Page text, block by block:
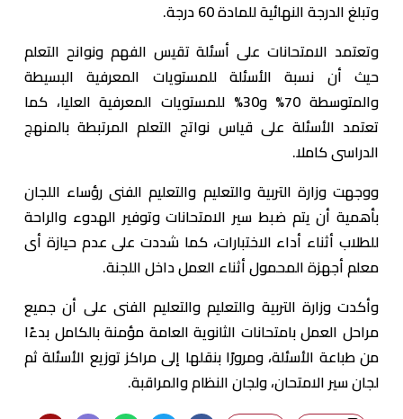
وتبلغ الدرجة النهائية للمادة 60 درجة.
وتعتمد الامتحانات على أسئلة تقيس الفهم ونوانح التعلم
حيث أن نسبة الأسئلة للمستويات المعرفية البسيطة
والمتوسطة 70% و30% للمستويات المعرفية العليا، كما
تعتمد الأسئلة على قياس نواتج التعلم المرتبطة بالمنهج
الدراسى كاملا.
ووجهت وزارة التربية والتعليم والتعليم الفنى رؤساء اللجان
بأهمية أن يتم ضبط سير الامتحانات وتوفير الهدوء والراحة
للطلاب أثناء أداء الاختبارات، كما شددت على عدم حيازة أى
معلم أجهزة المحمول أثناء العمل داخل اللجنة.
وأكدت وزارة التربية والتعليم والتعليم الفنى على أن جميع
مراحل العمل بامتحانات الثانوية العامة مؤمنة بالكامل بدءًا
من طباعة الأسئلة، ومرورًا بنقلها إلى مراكز توزيع الأسئلة ثم
لجان سير الامتحان، ولجان النظام والمراقبة.